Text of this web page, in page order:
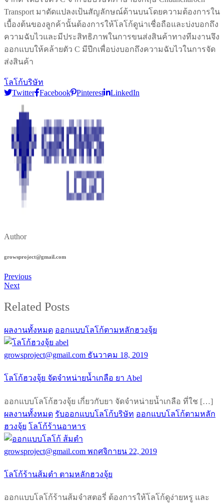
Transport มาดัดแปลงเป้นสัญลักษณ์ด้านบนโดยความต้องการใน
เบื้องต้นของลูกค้านั้นต้องการให้โลโก้ดูน่าเชื่อถือและบ่งบอกถึง
ความฉับไวและมีประสิทธิภาพในการขนส่งสินค้าทางทีมงานจึง
ออกแบบให้คล้ายตัว C มีปีกเพื่อบ่งบอกถึงความฉับไวในการจัด
ส่งสินค้า
โลโก้บริษัท
Twitter Facebook Pinterest LinkedIn
Author
growsproject@gmail.com
Previous
Next
Related Posts
ผลงานทั้งหมด ออกแบบโลโก้ตามหลักฮวงจุ้ย
growsproject@gmail.com ธันวาคม 18, 2019
โลโก้ฮวงจุ้ย จัดจำหน่ายน้ำเกลือ ยา Abel
ออกแบบโลโก้ฮวงจุ้ย เกี่ยวกับยา จัดจำหน่ายน้ำเกลือ ที่ใช […]
ผลงานทั้งหมด รับออกแบบโลโก้บริษัท ออกแบบโลโก้ตามหลัก
ฮวงจุ้ย โลโก้ร้านอาหาร
growsproject@gmail.com พฤศจิกายน 22, 2019
โลโก้ร้านส้มตำ ตามหลักฮวงจุ้ย
ออกแบบโลโก้ร้านส้มจำสตอรี่ ต้องการให้โลโก้ดูง่ายหรู และ